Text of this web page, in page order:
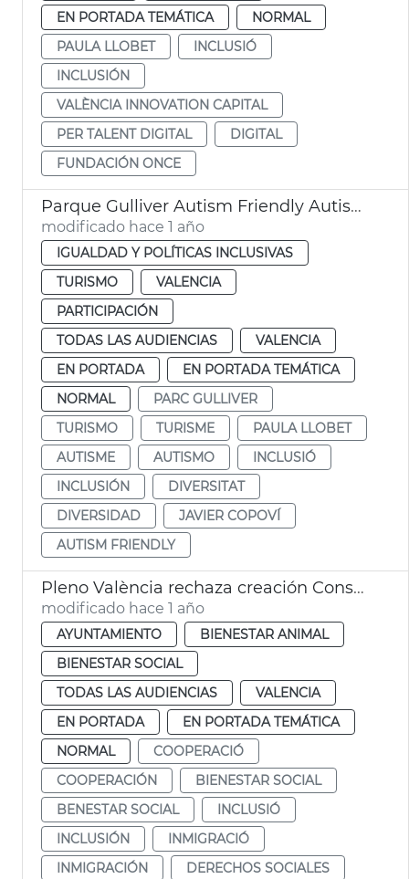
EN PORTADA TEMÁTICA
NORMAL
PAULA LLOBET
INCLUSIÓ
INCLUSIÓN
VALÈNCIA INNOVATION CAPITAL
PER TALENT DIGITAL
DIGITAL
FUNDACIÓN ONCE
Parque Gulliver Autism Friendly Autismo València
modificado hace 1 año
IGUALDAD Y POLÍTICAS INCLUSIVAS
TURISMO
VALENCIA
PARTICIPACIÓN
TODAS LAS AUDIENCIAS
VALENCIA
EN PORTADA
EN PORTADA TEMÁTICA
NORMAL
PARC GULLIVER
TURISMO
TURISME
PAULA LLOBET
AUTISME
AUTISMO
INCLUSIÓ
INCLUSIÓN
DIVERSITAT
DIVERSIDAD
JAVIER COPOVÍ
AUTISM FRIENDLY
Pleno València rechaza creación Consejo Local de Inclusión y Derechos Sociales
modificado hace 1 año
AYUNTAMIENTO
BIENESTAR ANIMAL
BIENESTAR SOCIAL
TODAS LAS AUDIENCIAS
VALENCIA
EN PORTADA
EN PORTADA TEMÁTICA
NORMAL
COOPERACIÓ
COOPERACIÓN
BIENESTAR SOCIAL
BENESTAR SOCIAL
INCLUSIÓ
INCLUSIÓN
INMIGRACIÓ
INMIGRACIÓN
DERECHOS SOCIALES